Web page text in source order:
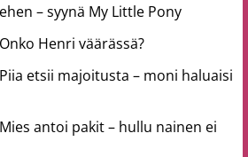
– syynä My Little Pony
Henri väärässä?
etsii majoitusta – moni haluaisi
antoi pakit – hullu nainen ei